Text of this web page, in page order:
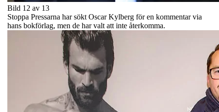
Bild 12 av 13
Stoppa Pressarna har sökt Oscar Kylberg för en kommentar via
hans bokförlag, men de har valt att inte återkomma.